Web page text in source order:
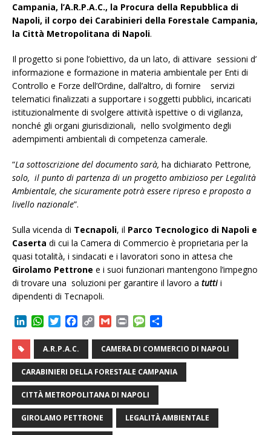
Campania, l’A.R.P.A.C., la Procura della Repubblica di
Napoli, il corpo dei Carabinieri della Forestale Campania,
la Città Metropolitana di Napoli.
Il progetto si pone l’obiettivo, da un lato, di attivare sessioni d’
informazione e formazione in materia ambientale per Enti di
Controllo e Forze dell’Ordine, dall’altro, di fornire servizi
telematici finalizzati a supportare i soggetti pubblici, incaricati
istituzionalmente di svolgere attività ispettive o di vigilanza,
nonché gli organi giurisdizionali, nello svolgimento degli
adempimenti ambientali di competenza camerale.
“La sottoscrizione del documento sarà, ha dichiarato Pettrone,
solo, il punto di partenza di un progetto ambizioso per Legalità
Ambientale, che sicuramente potrà essere ripreso e proposto a
livello nazionale”.
Sulla vicenda di Tecnapoli, il Parco Tecnologico di Napoli e
Caserta di cui la Camera di Commercio è proprietaria per la
quasi totalità, i sindacati e i lavoratori sono in attesa che
Girolamo Pettrone e i suoi funzionari mantengono l’impegno
di trovare una soluzioni per garantire il lavoro a tuttii
dipendenti di Tecnapoli.
k
e
d
I
n
W
a
t
s
A
p
p
T
i
t
t
e
r
e
b
o
o
k
y
L
i
n
k
G
a
i
l
i
n
t
M
s
s
a
g
e
n
d
i
v
d
i
A.R.P.A.C. CAMERA DI COMMERCIO DI NAPOLI
CARABINIERI DELLA FORESTALE CAMPANIA
CITTÀ METROPOLITANA DI NAPOLI
GIROLAMO PETTRONE LEGALITÀ AMBIENTALE